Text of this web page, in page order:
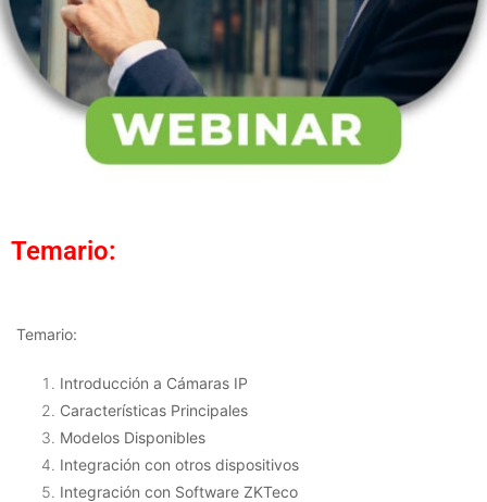
Temario:
Temario:
Introducción a Cámaras IP
Características Principales
Modelos Disponibles
Integración con otros dispositivos
Integración con Software ZKTeco